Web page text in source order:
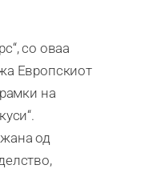
со оваа
Европскиот
на
од